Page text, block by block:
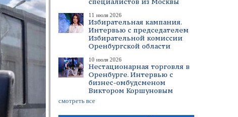
11 июля 2026
Избирательная кампания.
Интервью с председателем
Избирательной комиссии
Оренбургской области
10 июля 2026
Нестационарная торговля в
Оренбурге. Интервью с
бизнес-омбудсменом
Виктором Коршуновым
смотреть все